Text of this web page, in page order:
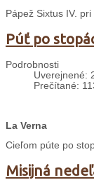
Pápež Sixtus IV.
Púť po
Podrobnosti
Uverejnené:
Prečítané:
La Verna
Cieľom púte po
Misijná